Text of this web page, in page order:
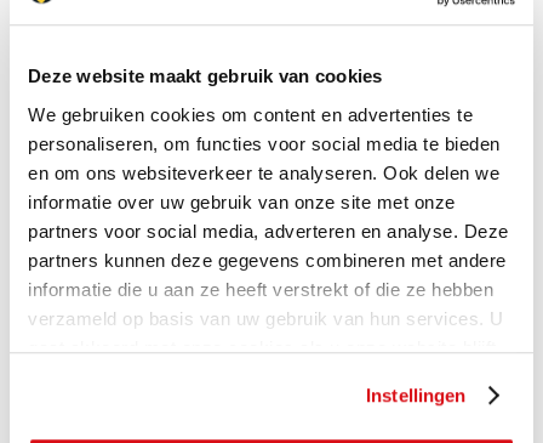
Deze website maakt gebruik van cookies
We gebruiken cookies om content en advertenties te
personaliseren, om functies voor social media te bieden
en om ons websiteverkeer te analyseren. Ook delen we
informatie over uw gebruik van onze site met onze
partners voor social media, adverteren en analyse. Deze
partners kunnen deze gegevens combineren met andere
informatie die u aan ze heeft verstrekt of die ze hebben
verzameld op basis van uw gebruik van hun services. U
gaat akkoord met onze cookies als u onze website blijft
Instellingen